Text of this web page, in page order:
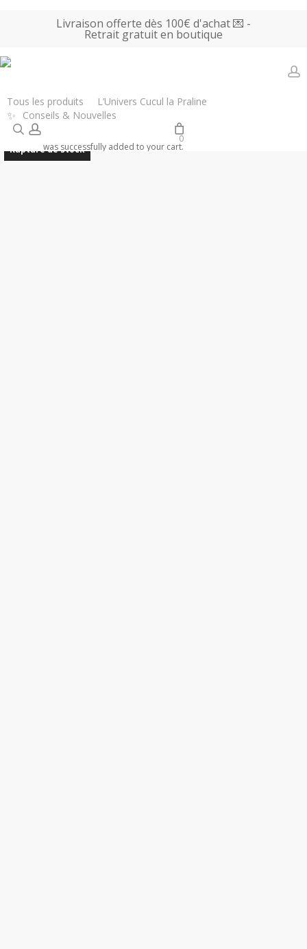
content
Livraison offerte dès 100€ d'achat 💌 -
Retrait gratuit en boutique
Tous les produits L’Univers Cucul la Praline
✨ Conseils & Nouvelles
searchaccount
0
was successfully added to your cart.
Accueil Tous les produits Bijoux, Accessoires & Parfums
Suzette – Pince à cheveux Étoile de mer
Rupture de stock